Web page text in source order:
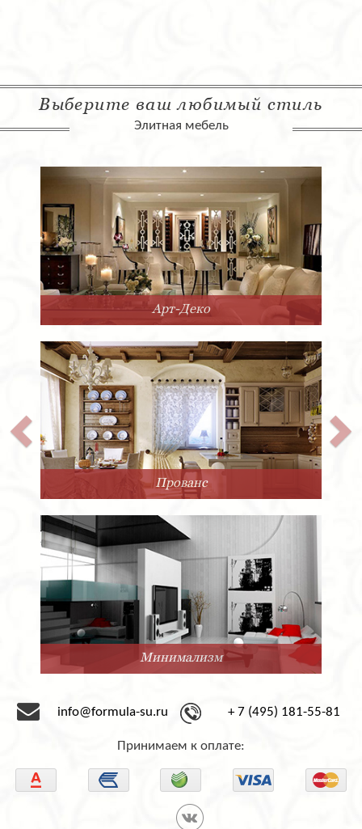
Выберите ваш любимый стиль
Элитная мебель
Арт-Деко
Прованс
Минимализм
info@formula-su.ru + 7 (495) 181-55-81
Принимаем к оплате: